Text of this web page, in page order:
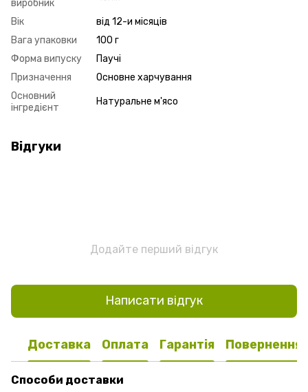
виробник
Вік
від 12-и місяців
Вага упаковки
100 г
Форма випуску
Паучі
Призначення
Основне харчування
Основний
інгредієнт
Натуральне м'ясо
Відгуки
Додайте перший відгук
Написати відгук
Доставка Оплата Гарантія Повернення
Способи доставки